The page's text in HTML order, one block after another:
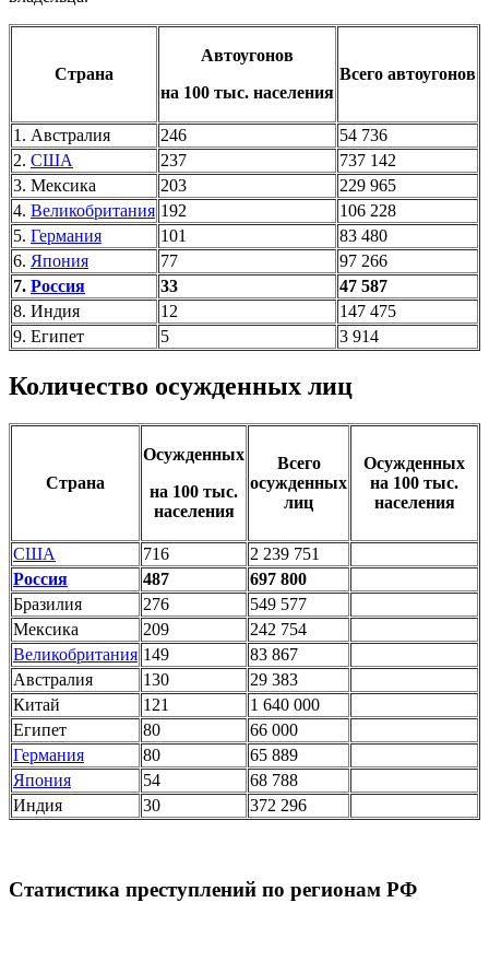
Страна
Автоугонов
на 100 тыс. населения
Всего автоугонов
1. Австралия 246
54 736
2. США 237
737 142
3. Мексика
203
229 965
4. Великобритания 192
106 228
5. Германия 101
83 480
6. Япония 77
97 266
7. Россия 33
47 587
8. Индия
12
147 475
9. Египет
5 3 914
Количество осужденных лиц
Страна
Осужденных
на 100 тыс.
населения
Всего
осужденных
лиц
Осужденных
на 100 тыс.
населения
США 716
2 239 751
Россия
487
697 800
Бразилия
276
549 577
Мексика
209
242 754
Великобритания 149
83 867
Австралия
130
29 383
Китай
121
1 640 000
Египет
80
66 000
Германия
80
65 889
Япония
54
68 788
Индия
30 372 296
Статистика преступлений по регионам РФ